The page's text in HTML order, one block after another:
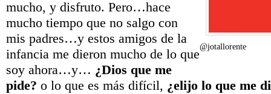
@jotallorente
mucho, y disfruto. Pero…hace
mucho tiempo que no salgo con
mis padres…y estos amigos de la
infancia me dieron mucho de lo que
soy ahora…y… ¿Dios que me
pide? o lo que es más difícil, ¿elijo lo que me